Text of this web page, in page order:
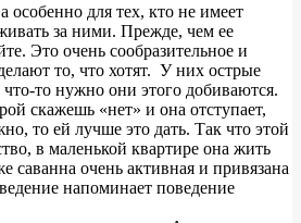
особенно для тех, кто не имеет
за ними. Прежде, чем ее
Это очень сообразительное и
то, что хотят. У них острые
то нужно они этого добиваются.
скажешь «нет» и она отступает,
то ей лучше это дать. Так что этой
в маленькой квартире она жить
саванна очень активная и привязана
напоминает поведение